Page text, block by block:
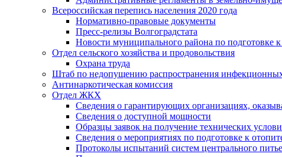
Всероссийская перепись населения 2020 года
Нормативно-правовые документы
Пресс-релизы Волгоградстата
Новости муниципального района по подготовке
Отдел сельского хозяйства и продовольствия
Охрана труда
Штаб по недопущению распространения
Антинаркотическая комиссия
Отдел ЖКХ
Сведения о гарантирующих организациях,
Сведения о доступной мощности
Образцы заявок на получение технических
Сведения о мероприятиях по подготовке к
Протоколы испытаний систем центрального